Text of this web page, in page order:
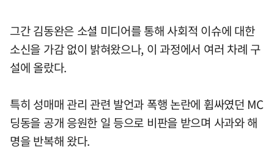
그간 김동완은 소셜 미디어를 통해 사회적 이슈에 대한
소신을 가감 없이 밝혀왔으나, 이 과정에서 여러 차례 구
설에 올랐다.
특히 성매매 관리 관련 발언과 폭행 논란에 휩싸였던 MC
딩동을 공개 응원한 일 등으로 비판을 받으며 사과와 해
명을 반복해 왔다.